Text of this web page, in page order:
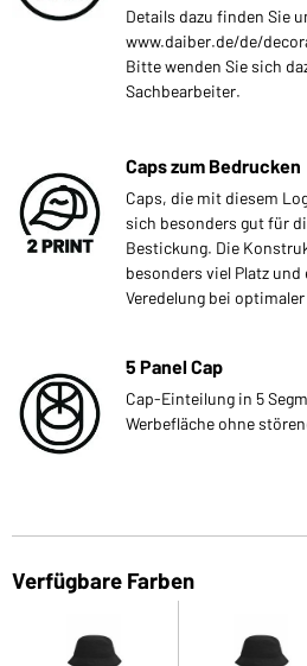
Details dazu finden Sie
www.daiber.de/de/
Bitte wenden Sie sich
Sachbearbeiter.
Caps zum Bedrucken
Caps, die mit diesem
sich besonders gut für
Bestickung. Die
besonders viel Platz
Veredelung bei
5 Panel Cap
Cap-Einteilung in 5
Werbefläche ohne
Verfügbare Farben